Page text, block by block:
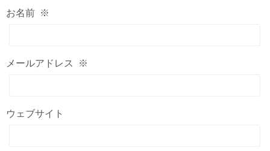
お名前 ※
メールアドレス ※
ウェブサイト